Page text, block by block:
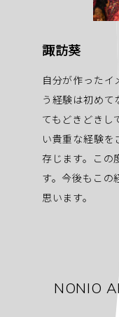
諏訪葵
自分が作ったイ
う経験は初めて
てもどきどきし
い貴重な経験を
存じます。この
す。今後もこの
思います。
NONIO